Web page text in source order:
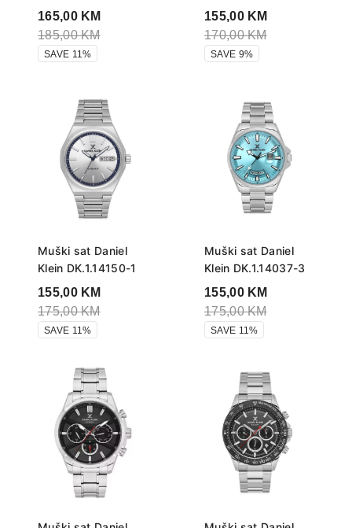
165,00 KM
185,00KM
SAVE 11%
155,00 KM
170,00KM
SAVE 9%
Muški sat Daniel
Klein DK.1.14150-1
155,00 KM
175,00KM
SAVE 11%
Muški sat Daniel
Klein DK.1.14037-3
155,00 KM
175,00KM
SAVE 11%